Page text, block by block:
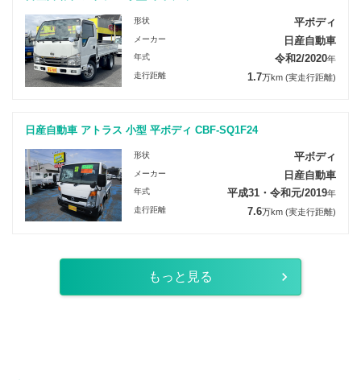
形状 平ボディ
メーカー 日産自動車
年式 令和2/2020年
走行距離 1.7万km (実走行距離)
日産自動車 アトラス 小型 平ボディ CBF-SQ1F24
形状 平ボディ
メーカー 日産自動車
年式 平成31・令和元/2019年
走行距離 7.6万km (実走行距離)
もっと見る